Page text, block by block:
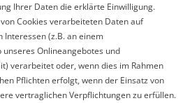
Ihrer Daten die erklärte Einwilligung.
Cookies verarbeiteten Daten auf
(z.B. an einem
Onlineangebotes und
verarbeitet oder, wenn dies im Rahmen
Pflichten erfolgt, wenn der Einsatz von
vertraglichen Verpflichtungen zu erfüllen.